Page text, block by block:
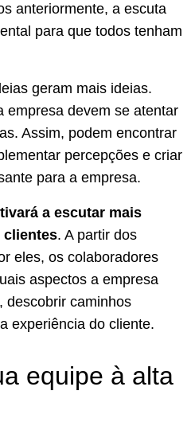
anteriormente, a escuta
para que todos tenham
geram mais ideias.
empresa devem se atentar
Assim, podem encontrar
percepções e criar
para a empresa.
a escutar mais
clientes. A partir dos
eles, os colaboradores
aspectos a empresa
descobrir caminhos
experiência do cliente.
equipe à alta